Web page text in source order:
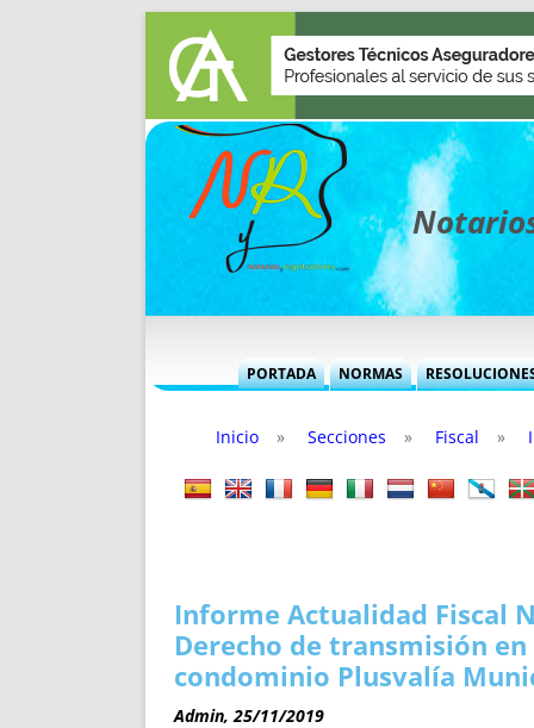
PORTADA NORMAS
INFORMES MENSUALES
TITULARES DESDE 2002
A MANO
FUTURAS NORMAS
VOCES
SUCESIONES
Inicio » Secciones » Fiscal »
Informe Actualidad Fiscal
Derecho de transmisión en
condominio Plusvalía
Admin, 25/11/2019